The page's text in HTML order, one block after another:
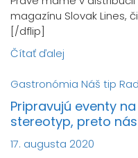
magazínu Slovak Lines,
[/dflip]
Čítať ďalej
Gastronómia Náš tip
Pripravujú eventy
stereotyp, preto
17. augusta 2020